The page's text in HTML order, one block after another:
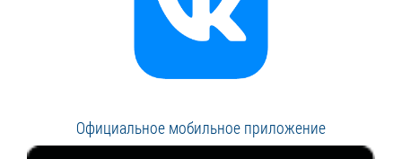
Официальное мобильное приложение